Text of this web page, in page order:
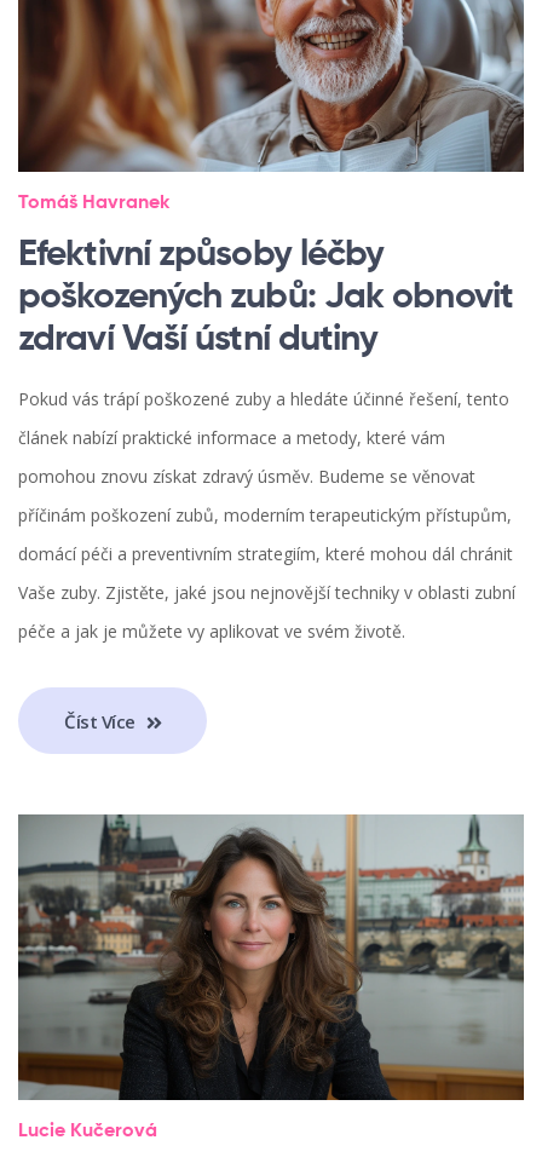
Tomáš Havranek
Efektivní způsoby léčby
poškozených zubů: Jak obnovit
zdraví Vaší ústní dutiny
Pokud vás trápí poškozené zuby a hledáte účinné řešení, tento
článek nabízí praktické informace a metody, které vám
pomohou znovu získat zdravý úsměv. Budeme se věnovat
příčinám poškození zubů, moderním terapeutickým přístupům,
domácí péči a preventivním strategiím, které mohou dál chránit
Vaše zuby. Zjistěte, jaké jsou nejnovější techniky v oblasti zubní
péče a jak je můžete vy aplikovat ve svém životě.
Číst Více
Lucie Kučerová